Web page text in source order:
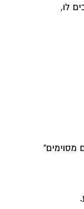
לו,
מסוימים"